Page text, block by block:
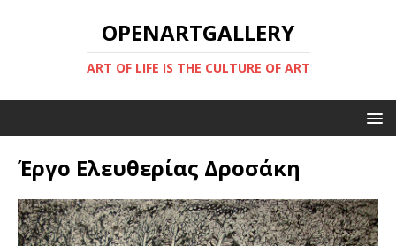
OPENARTGALLERY
ART OF LIFE IS THE CULTURE OF ART
Έργο Ελευθερίας Δροσάκη